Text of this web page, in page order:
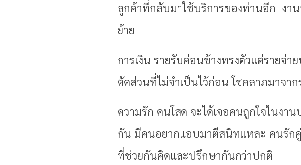
ลูกค้าที่กลับมาใช้บริการของท่านอีก งาน
ย้าย
การเงิน รายรับค่อนข้างทรงตัวแต่รายจ่
ตัดส่วนที่ไม่จำเป็นไว้ก่อน โชคลาภมาจา
ความรัก คนโสด จะได้เจอคนถูกใจในงา
กัน มีคนอยากแอบมาตีสนิทแหละ คนรักคู่
ที่ช่วยกันคิดและปรึกษากันกว่าปกติ